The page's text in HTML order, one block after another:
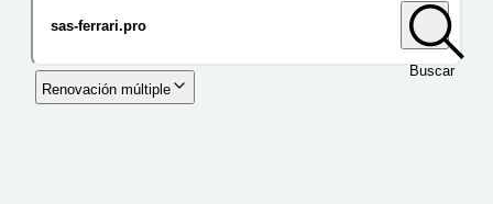
Buscar
Renovación múltiple